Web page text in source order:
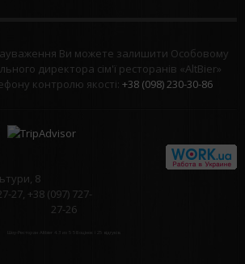
Ви можете залишити Особовому
директора сім'ї ресторанів «AltBier»
контролю якості: +38 (098) 230-30-86
8
27, +38 (097) 727-
27-26
Шоу-Ресторан Altbier відгуків.